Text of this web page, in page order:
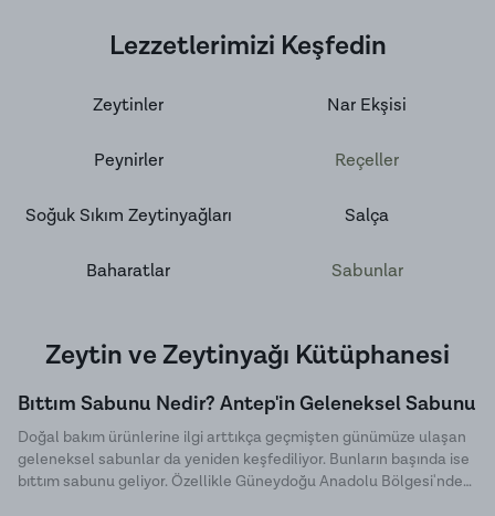
Lezzetlerimizi Keşfedin
Zeytinler Nar Ekşisi
Peynirler Reçeller
Soğuk Sıkım Zeytinyağları Salça
Baharatlar Sabunlar
Zeytin ve Zeytinyağı Kütüphanesi
Bıttım Sabunu Nedir? Antep'in Geleneksel Sabunu
Doğal bakım ürünlerine ilgi arttıkça geçmişten günümüze ulaşan
geleneksel sabunlar da yeniden keşfediliyor. Bunların başında ise
bıttım sabunu geliyor. Özellikle Güneydoğu Anadolu Bölgesi'nde